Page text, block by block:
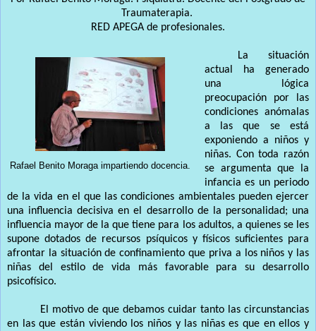
Traumaterapia.
RED APEGA de profesionales.
Rafael Benito Moraga impartiendo docencia.
La situación
actual ha generado
una lógica
preocupación por las
condiciones anómalas
a las que se está
exponiendo a niños y
niñas. Con toda razón
se argumenta que la
infancia es un periodo
de la vida en el que las condiciones ambientales pueden ejercer
una influencia decisiva en el desarrollo de la personalidad; una
influencia mayor de la que tiene para los adultos, a quienes se les
supone dotados de recursos psíquicos y físicos suficientes para
afrontar la situación de confinamiento que priva a los niños y las
niñas del estilo de vida más favorable para su desarrollo
psicofísico.
El motivo de que debamos cuidar tanto las circunstancias
en las que están viviendo los niños y las niñas es que en ellos y